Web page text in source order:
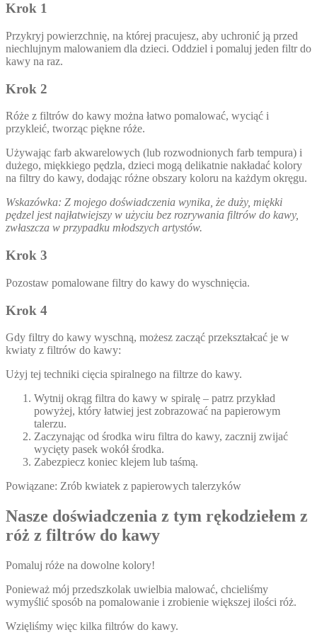
Krok 1
Przykryj powierzchnię, na której pracujesz, aby uchronić ją przed
niechlujnym malowaniem dla dzieci. Oddziel i pomaluj jeden filtr do
kawy na raz.
Krok 2
Róże z filtrów do kawy można łatwo pomalować, wyciąć i
przykleić, tworząc piękne róże.
Używając farb akwarelowych (lub rozwodnionych farb tempura) i
dużego, miękkiego pędzla, dzieci mogą delikatnie nakładać kolory
na filtry do kawy, dodając różne obszary koloru na każdym okręgu.
Wskazówka: Z mojego doświadczenia wynika, że duży, miękki
pędzel jest najłatwiejszy w użyciu bez rozrywania filtrów do kawy,
zwłaszcza w przypadku młodszych artystów.
Krok 3
Pozostaw pomalowane filtry do kawy do wyschnięcia.
Krok 4
Gdy filtry do kawy wyschną, możesz zacząć przekształcać je w
kwiaty z filtrów do kawy:
Użyj tej techniki cięcia spiralnego na filtrze do kawy.
Wytnij okrąg filtra do kawy w spiralę – patrz przykład
powyżej, który łatwiej jest zobrazować na papierowym
talerzu.
Zaczynając od środka wiru filtra do kawy, zacznij zwijać
wycięty pasek wokół środka.
Zabezpiecz koniec klejem lub taśmą.
Powiązane: Zrób kwiatek z papierowych talerzyków
Nasze doświadczenia z tym rękodziełem z
róż z filtrów do kawy
Pomaluj róże na dowolne kolory!
Ponieważ mój przedszkolak uwielbia malować, chcieliśmy
wymyślić sposób na pomalowanie i zrobienie większej ilości róż.
Wzięliśmy więc kilka filtrów do kawy.